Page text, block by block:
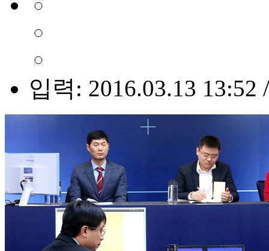
입력: 2016.03.13 13:52